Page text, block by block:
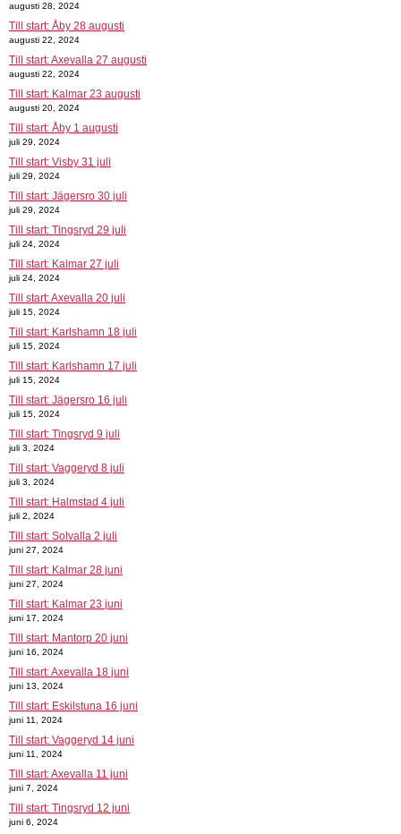
augusti 28, 2024
Till start: Åby 28 augusti
augusti 22, 2024
Till start: Axevalla 27 augusti
augusti 22, 2024
Till start: Kalmar 23 augusti
augusti 20, 2024
Till start: Åby 1 augusti
juli 29, 2024
Till start: Visby 31 juli
juli 29, 2024
Till start: Jägersro 30 juli
juli 29, 2024
Till start: Tingsryd 29 juli
juli 24, 2024
Till start: Kalmar 27 juli
juli 24, 2024
Till start: Axevalla 20 juli
juli 15, 2024
Till start: Karlshamn 18 juli
juli 15, 2024
Till start: Karlshamn 17 juli
juli 15, 2024
Till start: Jägersro 16 juli
juli 15, 2024
Till start: Tingsryd 9 juli
juli 3, 2024
Till start: Vaggeryd 8 juli
juli 3, 2024
Till start: Halmstad 4 juli
juli 2, 2024
Till start: Solvalla 2 juli
juni 27, 2024
Till start: Kalmar 28 juni
juni 27, 2024
Till start: Kalmar 23 juni
juni 17, 2024
Till start: Mantorp 20 juni
juni 16, 2024
Till start: Axevalla 18 juni
juni 13, 2024
Till start: Eskilstuna 16 juni
juni 11, 2024
Till start: Vaggeryd 14 juni
juni 11, 2024
Till start: Axevalla 11 juni
juni 7, 2024
Till start: Tingsryd 12 juni
juni 6, 2024